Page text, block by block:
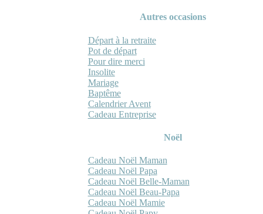
Autres occasions
Départ à la retraite
Pot de départ
Pour dire merci
Insolite
Mariage
Baptême
Calendrier Avent
Cadeau Entreprise
Noël
Cadeau Noël Maman
Cadeau Noël Papa
Cadeau Noël Belle-Maman
Cadeau Noël Beau-Papa
Cadeau Noël Mamie